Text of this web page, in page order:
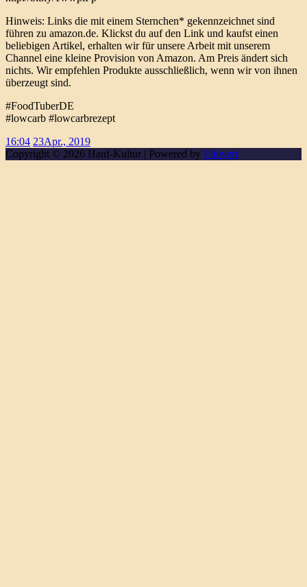
Hinweis: Links die mit einem Sternchen* gekennzeichnet sind
führen zu amazon.de. Klickst du auf den Link und kaufst einen
beliebigen Artikel, erhalten wir für unsere Arbeit mit unserem
Channel eine kleine Provision von Amazon. Am Preis ändert sich
nichts. Wir empfehlen Produkte ausschließlich, wenn wir von ihnen
überzeugt sind.
#FoodTuberDE
#lowcarb #lowcarbrezept
16:04 23Apr., 2019
Copyright © 2026 Hanf-Kultur | Powered by Eduvert